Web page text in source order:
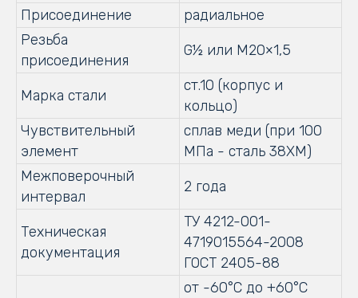
Присоединение
радиальное
Резьба
присоединения
G½ или М20×1,5
Марка стали
ст.10 (корпус и
кольцо)
Чувствительный
элемент
сплав меди (при 100
МПа - сталь 38ХМ)
Межповерочный
интервал
2 года
Техническая
документация
ТУ 4212-001-
4719015564-2008
ГОСТ 2405-88
от -60°C до +60°C